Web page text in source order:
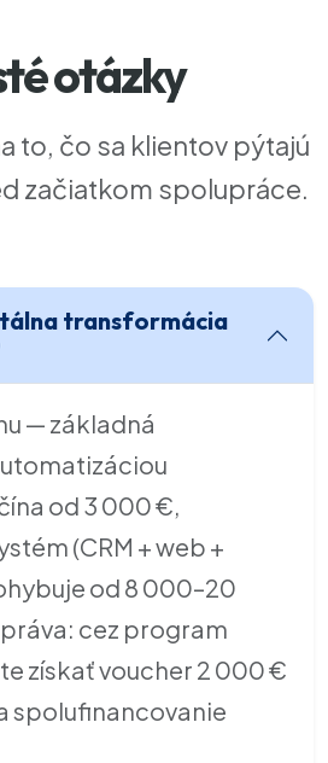
otázky
to, čo sa klientov pýtajú
začiatkom spolupráce.
transformácia
— základná
od 3 000 €,
(CRM + web +
od 8 000–20
cez program
získať voucher 2 000 €
spolufinancovanie